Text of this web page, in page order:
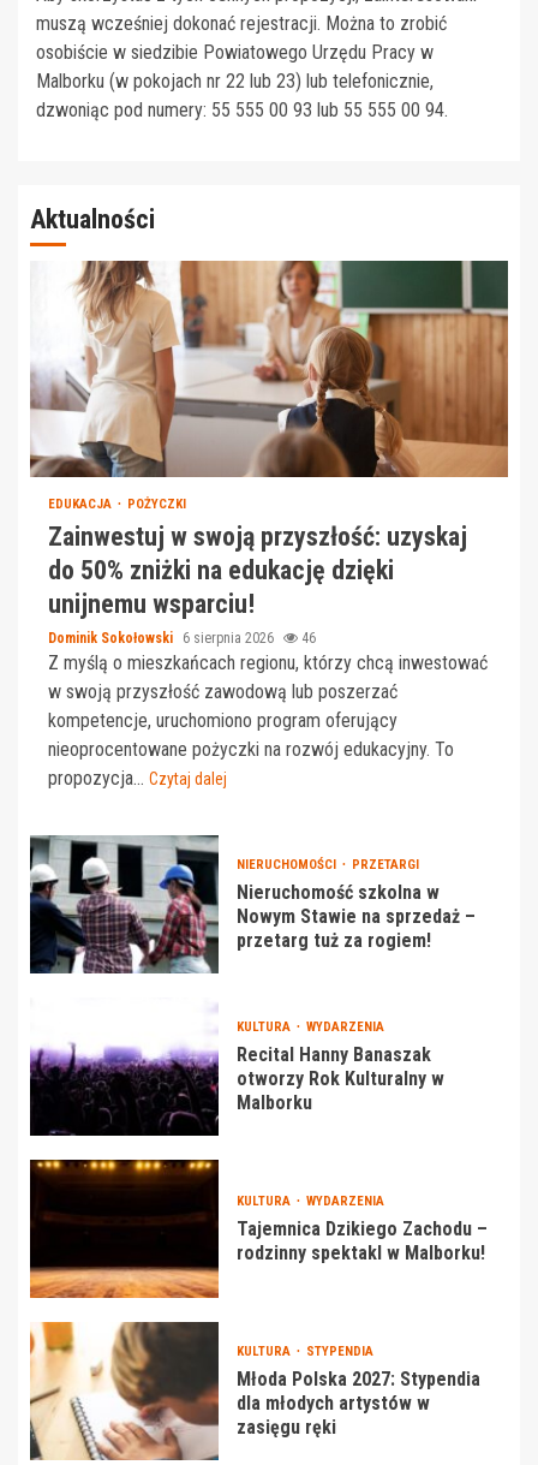
muszą wcześniej dokonać rejestracji. Można to zrobić
osobiście w siedzibie Powiatowego Urzędu Pracy w
Malborku (w pokojach nr 22 lub 23) lub telefonicznie,
dzwoniąc pod numery: 55 555 00 93 lub 55 555 00 94.
Aktualności
EDUKACJA POŻYCZKI
Zainwestuj w swoją przyszłość: uzyskaj
do 50% zniżki na edukację dzięki
unijnemu wsparciu!
Dominik Sokołowski 6 sierpnia 2026 46
Z myślą o mieszkańcach regionu, którzy chcą inwestować
w swoją przyszłość zawodową lub poszerzać
kompetencje, uruchomiono program oferujący
nieoprocentowane pożyczki na rozwój edukacyjny. To
propozycja... Czytaj dalej
NIERUCHOMOŚCI PRZETARGI
Nieruchomość szkolna w
Nowym Stawie na sprzedaż –
przetarg tuż za rogiem!
KULTURA WYDARZENIA
Recital Hanny Banaszak
otworzy Rok Kulturalny w
Malborku
KULTURA WYDARZENIA
Tajemnica Dzikiego Zachodu –
rodzinny spektakl w Malborku!
KULTURA STYPENDIA
Młoda Polska 2027: Stypendia
dla młodych artystów w
zasięgu ręki